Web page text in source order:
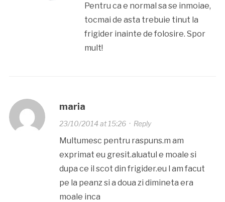
Pentru ca e normal sa se inmoiae,
tocmai de asta trebuie tinut la
frigider inainte de folosire. Spor
mult!
maria
23/10/2014 at 15:26· Reply
Multumesc pentru raspuns.m am
exprimat eu gresit.aluatul e moale si
dupa ce il scot din frigider.eu l am facut
pe la peanz si a doua zi dimineta era
moale inca